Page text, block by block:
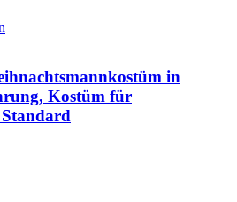
in
Kostüm für